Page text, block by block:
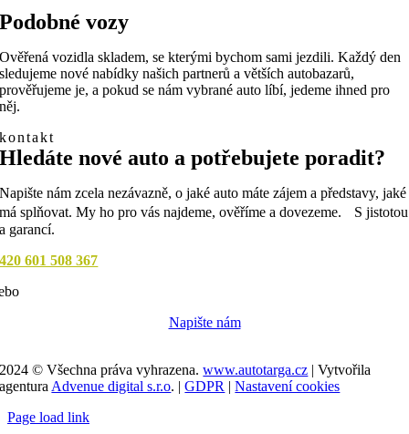
Podobné vozy
Ověřená vozidla skladem, se kterými bychom sami jezdili. Každý den
sledujeme nové nabídky našich partnerů a větších autobazarů,
prověřujeme je, a pokud se nám vybrané auto líbí, jedeme ihned pro
něj.
kontakt
Hledáte nové auto a potřebujete poradit?
Napište nám zcela nezávazně, o jaké auto máte zájem a představy, jaké
má splňovat. My ho pro vás najdeme, ověříme a dovezeme. S jistotou
a garancí.
601 508 367
Napište nám
2024 © Všechna práva vyhrazena.www.autotarga.cz | Vytvořila
agentura Advenue digital s.r.o. |GDPR |Nastavení cookies
Page load link